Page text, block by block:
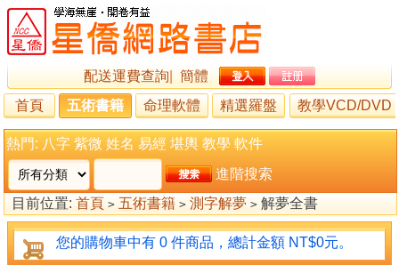
配送運費查詢
簡體
首頁
五術書籍 命理軟體 精選羅盤 教學VCD/DVD
熱門: 八字 紫微 姓名 易經 堪輿 教學 軟件
進階搜索
目前位置: 首頁 > 五術書籍 > 測字解夢 > 解夢全書
您的購物車中有 0 件商品，總計金額 NT$0元。